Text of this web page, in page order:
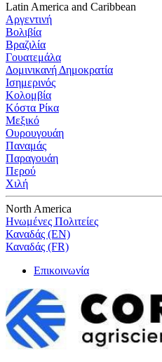
Latin America and Caribbean
Αργεντινή
Βολιβία
Βραζιλία
Γουατεμάλα
Δομινικανή Δημοκρατία
Ισημερινός
Κολομβία
Κόστα Ρίκα
Μεξικό
Ουρουγουάη
Παναμάς
Παραγουάη
Περού
Χιλή
North America
Ηνωμένες Πολιτείες
Καναδάς (EN)
Καναδάς (FR)
Επικοινωνία